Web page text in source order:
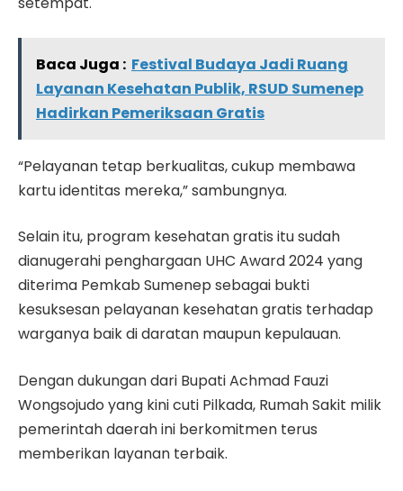
Baca Juga : Festival Budaya Jadi Ruang
Layanan Kesehatan Publik, RSUD Sumenep
Hadirkan Pemeriksaan Gratis
“Pelayanan tetap berkualitas, cukup membawa
kartu identitas mereka,” sambungnya.
Selain itu, program kesehatan gratis itu sudah
dianugerahi penghargaan UHC Award 2024 yang
diterima Pemkab Sumenep sebagai bukti
kesuksesan pelayanan kesehatan gratis terhadap
warganya baik di daratan maupun kepulauan.
Dengan dukungan dari Bupati Achmad Fauzi
Wongsojudo yang kini cuti Pilkada, Rumah Sakit milik
pemerintah daerah ini berkomitmen terus
memberikan layanan terbaik.